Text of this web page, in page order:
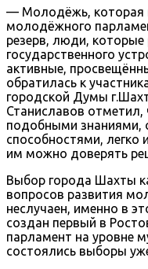
— Молодёжь, которая
молодёжного
резерв, люди, которые
государственного
активные,
обратилась к
городской Думы
Станиславов
подобными знаниями,
способностями, легко
им можно доверять
Выбор города Шахты
вопросов развития
неслучаен, именно в
создан первый в
парламент на уровне
состоялись выборы